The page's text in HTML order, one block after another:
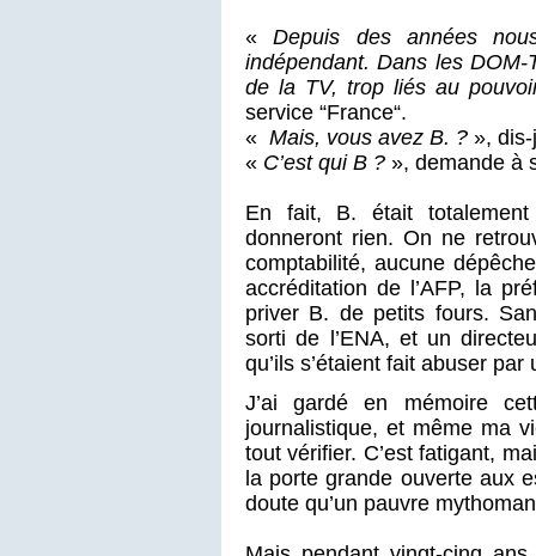
«Depuis des années
indépendant. Dans les
de la TV, trop liés au
service “France“.
« Mais, vous avez B. ? »,
« C’est qui B ? », demande à
En fait, B. était
donneront rien. On ne
comptabilité, aucune
accréditation de l’AFP, la
priver B. de petits fours.
sorti de l’ENA, et un
qu’ils s’étaient fait abuser
J’ai gardé en mémoire
journalistique, et même ma
tout vérifier. C’est fatigant,
la porte grande ouverte aux
doute qu’un pauvre